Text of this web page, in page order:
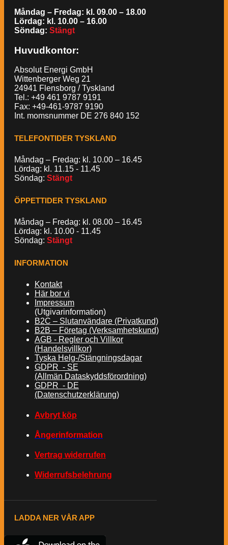
Måndag – Fredag: kl. 09.00 – 18.00
Lördag: kl. 10.00 – 16.00
Söndag: Stängt
Huvudkontor:
Absolut Energi GmbH
Wittenberger Weg 21
24941 Flensborg / Tyskland
Tel.: +49 461 9787 9191
Fax: +49-461-9787 9190
Int. momsnummer DE 276 840 152
TELEFONTIDER TYSKLAND
Måndag – Fredag: kl. 10.00 – 16.45
Lördag: kl. 11.15 - 11.45
Söndag: Stängt
ÖPPETTIDER TYSKLAND
Måndag – Fredag: kl. 08.00 – 16.45
Lördag: kl. 10.00 - 11.45
Söndag: Stängt
INFORMATION
Kontakt
Här bor vi
Impressum
(Utgivarinformation)
B2C – Slutanvändare (Privatkund)
B2B – Företag (Verksamhetskund)
AGB - Regler och Villkor
(Handelsvillkor)
Tyska Helg-/Stängningsdagar
GDPR - SE
(Allmän Dataskyddsförordning)
GDPR - DE
(Datenschutzerklärung)
Avbryt köp
Ångerinformation
Vertrag widerrufen
Widerrufsbelehrung
LADDA NER VÅR APP